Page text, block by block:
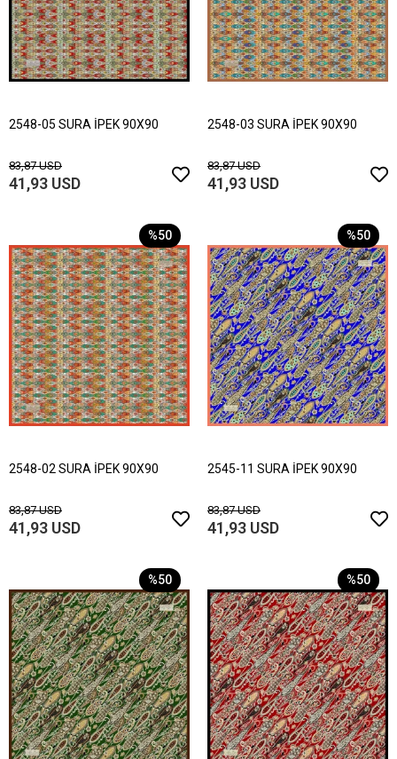
2548-05 SURA İPEK 90X90
83,87 USD
41,93 USD
2548-03 SURA İPEK 90X90
83,87 USD
41,93 USD
%50
2548-02 SURA İPEK 90X90
83,87 USD
41,93 USD
%50
2545-11 SURA İPEK 90X90
83,87 USD
41,93 USD
%50 %50